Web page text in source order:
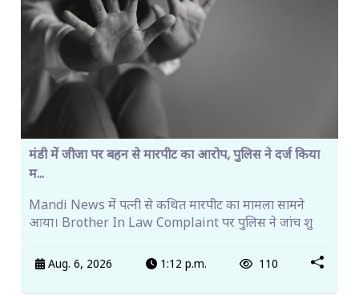
मंडी में जीजा पर बहन से मारपीट का आरोप, पुलिस ने दर्ज किया
म...
Mandi News में पत्नी से कथित मारपीट का मामला सामने
आया। Brother In Law Complaint पर पुलिस ने जांच शु
Aug. 6, 2026 1:12 p.m. 110